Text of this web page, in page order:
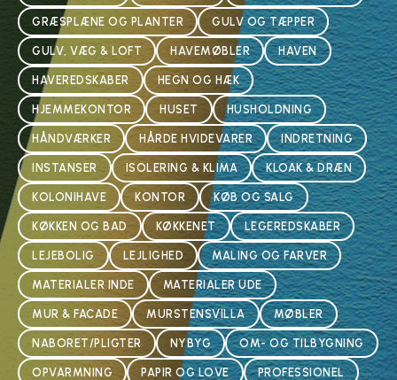
GRÆSPLÆNE OG PLANTER GULV OG TÆPPER
GULV, VÆG & LOFT HAVEMØBLER HAVEN
HAVEREDSKABER HEGN OG HÆK
HJEMMEKONTOR HUSET HUSHOLDNING
HÅNDVÆRKER HÅRDE HVIDEVARER INDRETNING
INSTANSER ISOLERING & KLIMA KLOAK & DRÆN
KOLONIHAVE KONTOR KØB OG SALG
KØKKEN OG BAD KØKKENET LEGEREDSKABER
LEJEBOLIG LEJLIGHED MALING OG FARVER
MATERIALER INDE MATERIALER UDE
MUR & FACADE MURSTENSVILLA MØBLER
NABORET/PLIGTER NYBYG OM- OG TILBYGNING
OPVARMNING PAPIR OG LOVE PROFESSIONEL